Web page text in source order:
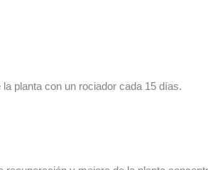
planta con un rociador cada 15 días.